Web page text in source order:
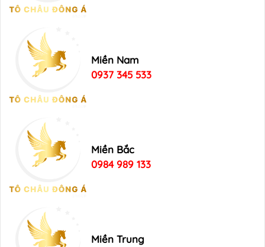
Miền Nam
0937 345 533
Miền Bắc
0984 989 133
Miền Trung